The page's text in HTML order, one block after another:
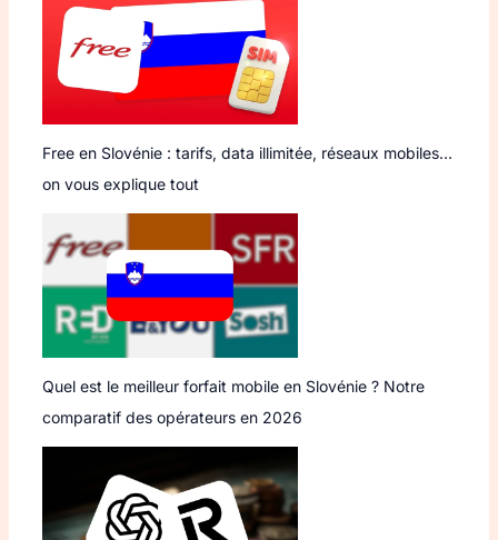
Free en Slovénie : tarifs, data illimitée, réseaux mobiles…
on vous explique tout
Quel est le meilleur forfait mobile en Slovénie ? Notre
comparatif des opérateurs en 2026